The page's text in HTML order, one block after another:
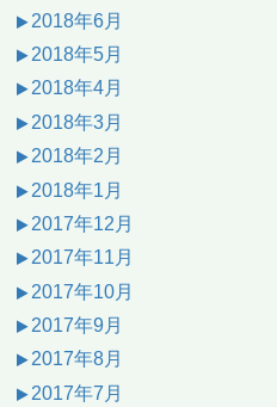
2018年6月
2018年5月
2018年4月
2018年3月
2018年2月
2018年1月
2017年12月
2017年11月
2017年10月
2017年9月
2017年8月
2017年7月